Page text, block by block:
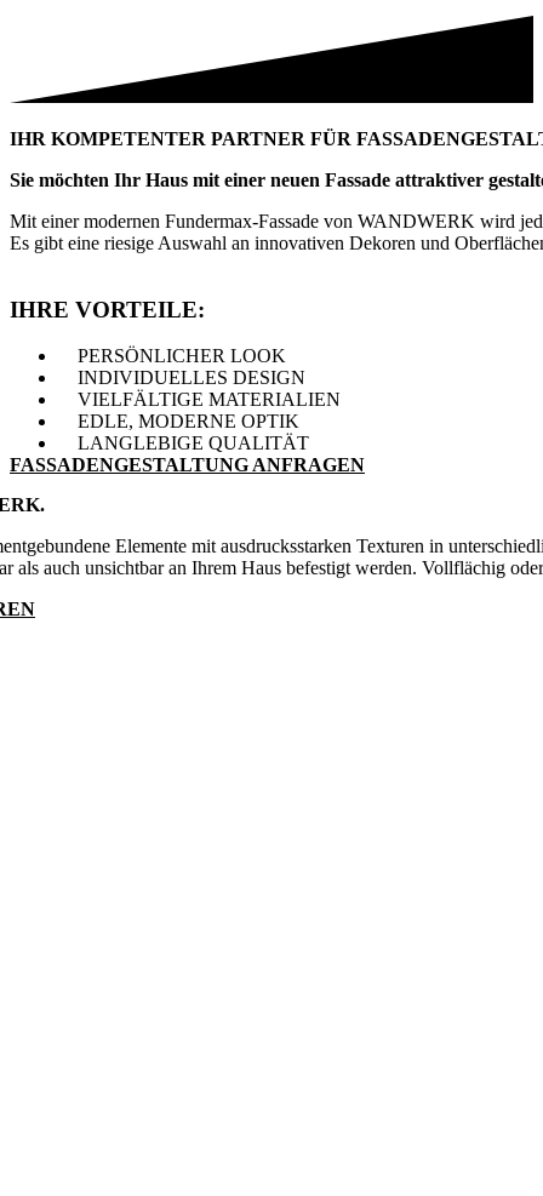
IHR KOMPETENTER PARTNER FÜR
Sie möchten Ihr Haus mit einer neuen Fassade attraktiver
Mit einer modernen Fundermax-Fassade von WANDWERK wird
Es gibt eine riesige Auswahl an innovativen Dekoren und
IHRE VORTEILE:
PERSÖNLICHER LOOK
INDIVIDUELLES DESIGN
VIELFÄLTIGE MATERIALIEN
EDLE, MODERNE OPTIK
LANGLEBIGE QUALITÄT
FASSADENGESTALTUNG ANFRAGEN
Elemente mit ausdrucksstarken Texturen in
als auch unsichtbar an Ihrem Haus befestigt werden. Vollflächig